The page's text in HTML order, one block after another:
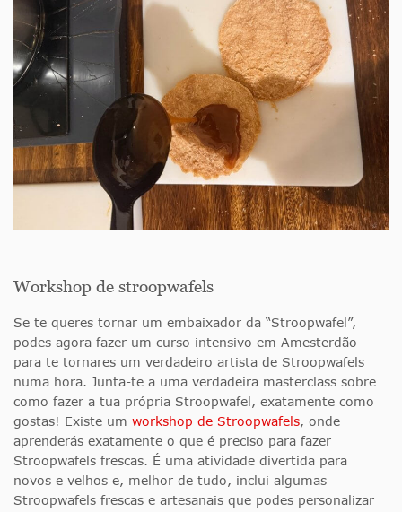
Workshop de stroopwafels
Se te queres tornar um embaixador da “Stroopwafel”,
podes agora fazer um curso intensivo em Amesterdão
para te tornares um verdadeiro artista de Stroopwafels
numa hora. Junta-te a uma verdadeira masterclass sobre
como fazer a tua própria Stroopwafel, exatamente como
gostas! Existe um workshop de Stroopwafels, onde
aprenderás exatamente o que é preciso para fazer
Stroopwafels frescas. É uma atividade divertida para
novos e velhos e, melhor de tudo, inclui algumas
Stroopwafels frescas e artesanais que podes personalizar